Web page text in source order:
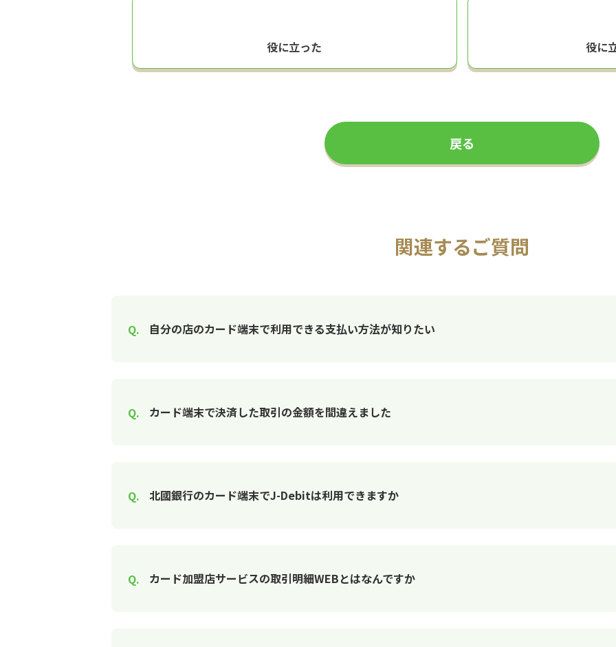
役に立った 役に
戻る
関連するご質問
自分の店のカード端末で利用できる支払い方法が知りたい
カード端末で決済した取引の金額を間違えました
北國銀行のカード端末でJ-Debitは利用できますか
カード加盟店サービスの取引明細WEBとはなんですか